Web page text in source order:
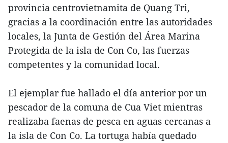
provincia centrovietnamita de Quang Tri,
gracias a la coordinación entre las autoridades
locales, la Junta de Gestión del Área Marina
Protegida de la isla de Con Co, las fuerzas
competentes y la comunidad local.
El ejemplar fue hallado el día anterior por un
pescador de la comuna de Cua Viet mientras
realizaba faenas de pesca en aguas cercanas a
la isla de Con Co. La tortuga había quedado